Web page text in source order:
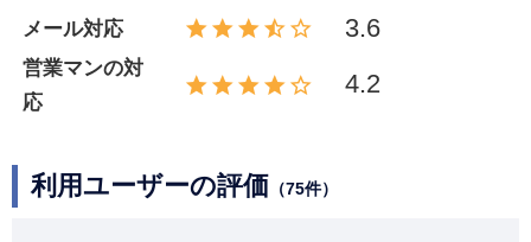
メール対応 3.6
営業マンの対
応
4.2
利用ユーザーの評価 （75件）